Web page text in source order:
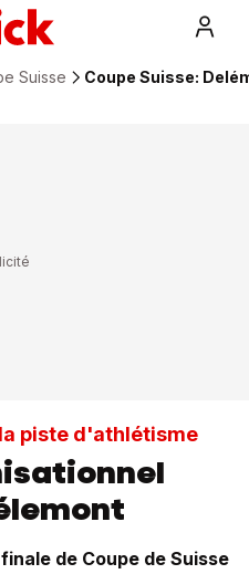
Suisse Coupe Suisse:
piste d'athlétisme
de Coupe de Suisse